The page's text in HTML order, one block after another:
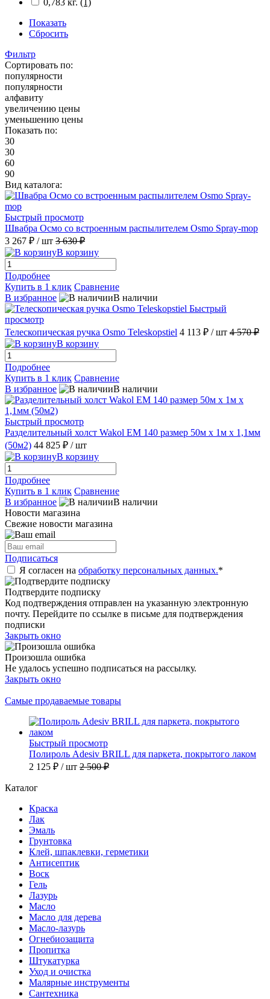
Показать
Сбросить
Фильтр
Сортировать по:
популярности
популярности
алфавиту
увеличению цены
уменьшению цены
Показать по:
30
30
60
90
Вид каталога:
Быстрый просмотр
Швабра Осмо со встроенным распылителем Osmo Spray-mop
3 267 ₽ / шт 3 630 ₽
В корзину
Подробнее
Купить в 1 клик Сравнение
В избранное
В наличии
Быстрый
просмотр
Телескопическая ручка Osmo Teleskopstiel 4 113 ₽ / шт 4 570 ₽
В корзину
Подробнее
Купить в 1 клик Сравнение
В избранное
В наличии
Быстрый просмотр
Разделительный холст Wakol EM 140 размер 50м х 1м х 1,1мм
(50м2) 44 825 ₽ / шт
В корзину
Подробнее
Купить в 1 клик Сравнение
В избранное
В наличии
Новости магазина
Свежие новости магазина
Подписаться
Я согласен на обработку персональных данных.*
Подтвердите подписку
Код подтверждения отправлен на указанную электронную
почту. Перейдите по ссылке в письме для подтверждения
подписки
Закрыть окно
Произошла ошибка
Не удалось успешно подписаться на рассылку.
Закрыть окно
Самые продаваемые товары
Быстрый просмотр
Полироль Adesiv BRILL для паркета, покрытого лаком
2 125 ₽ / шт 2 500 ₽
Каталог
Краска
Лак
Эмаль
Грунтовка
Клей, шпаклевки, герметики
Антисептик
Воск
Гель
Лазурь
Масло
Масло для дерева
Масло-лазурь
Огнебиозащита
Пропитка
Штукатурка
Уход и очистка
Малярные инструменты
Сантехника